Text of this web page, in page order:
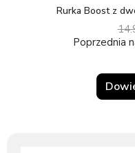
Rurka Boost z
Poprzednia